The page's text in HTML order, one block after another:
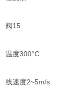
阀15
温度300°C
线速度2~5m/s